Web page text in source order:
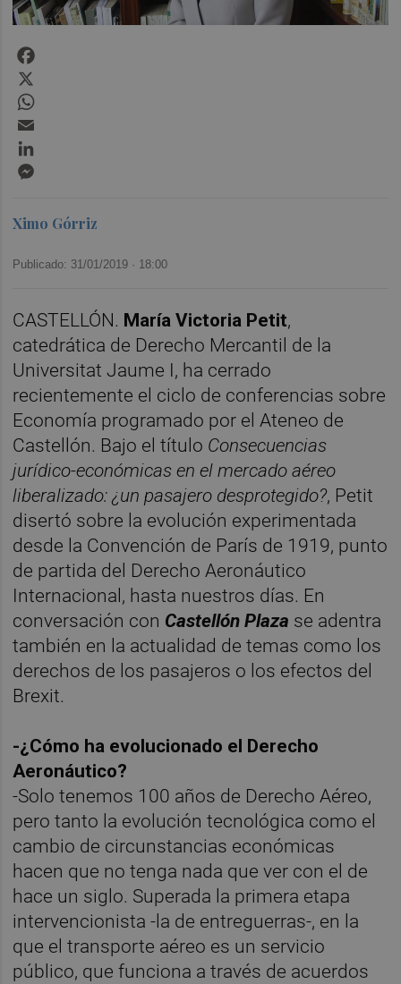
Ximo Górriz
Publicado: 31/01/2019 · 18:00
CASTELLÓN. María Victoria Petit,
catedrática de Derecho Mercantil de la
Universitat Jaume I, ha cerrado
recientemente el ciclo de conferencias sobre
Economía programado por el Ateneo de
Castellón. Bajo el título Consecuencias
jurídico-económicas en el mercado aéreo
liberalizado: ¿un pasajero desprotegido?, Petit
disertó sobre la evolución experimentada
desde la Convención de París de 1919, punto
de partida del Derecho Aeronáutico
Internacional, hasta nuestros días. En
conversación con Castellón Plaza se adentra
también en la actualidad de temas como los
derechos de los pasajeros o los efectos del
Brexit.
-¿Cómo ha evolucionado el Derecho
Aeronáutico?
-Solo tenemos 100 años de Derecho Aéreo,
pero tanto la evolución tecnológica como el
cambio de circunstancias económicas
hacen que no tenga nada que ver con el de
hace un siglo. Superada la primera etapa
intervencionista -la de entreguerras-, en la
que el transporte aéreo es un servicio
público, que funciona a través de acuerdos